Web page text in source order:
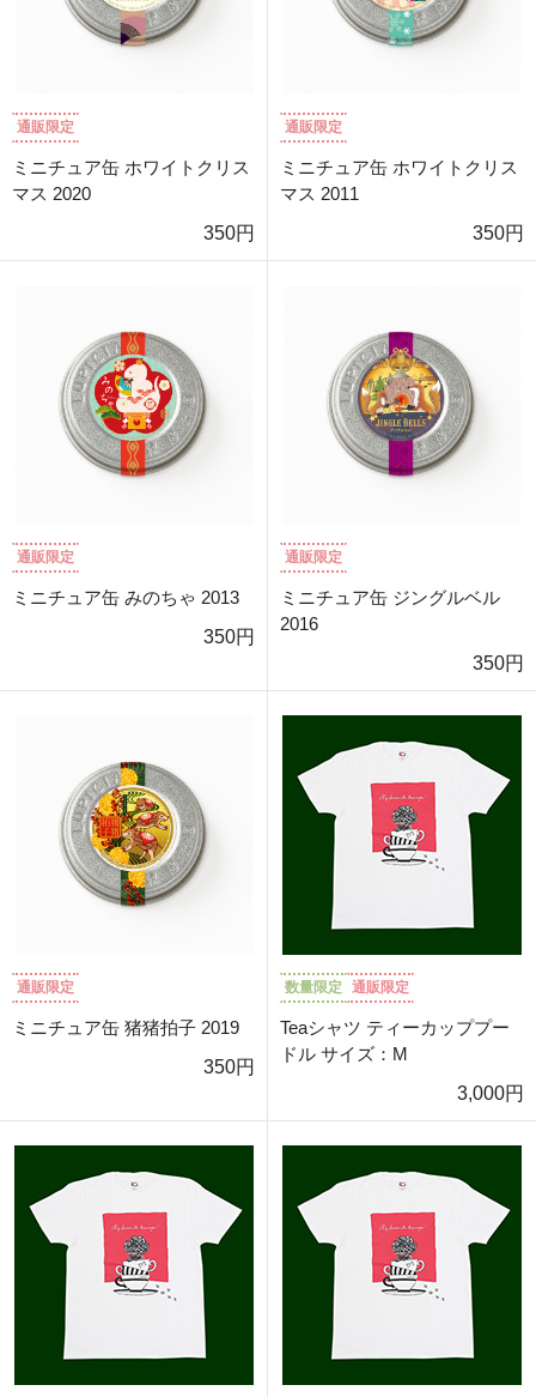
通販限定
ミニチュア缶 ホワイトクリス
マス 2020
350円
通販限定
ミニチュア缶 ホワイトクリス
マス 2011
350円
通販限定
ミニチュア缶 みのちゃ 2013
350円
通販限定
ミニチュア缶 ジングルベル
2016
350円
通販限定
ミニチュア缶 猪猪拍子 2019
350円
数量限定 通販限定
Teaシャツ ティーカッププー
ドル サイズ：M
3,000円